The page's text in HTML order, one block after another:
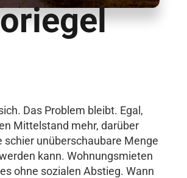
Das Problem bleibt. Egal,
Mittelstand mehr, darüber
unüberschaubare Menge
kann. Wohnungsmieten
ohne sozialen Abstieg. Wann